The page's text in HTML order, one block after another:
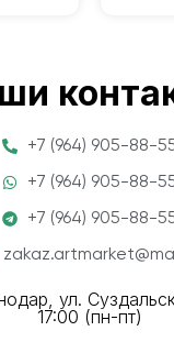
+7 (964) 905-88-
+7 (964) 905-88-
+7 (964) 905-88-
ул.
17:00 (пн-пт)